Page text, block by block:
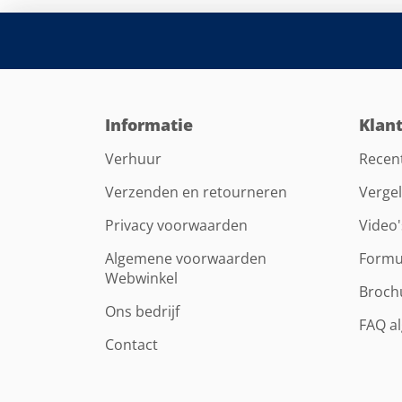
Informatie
Verhuur
Verzenden en retourneren
Privacy voorwaarden
Algemene voorwaarden
Webwinkel
Ons bedrijf
Contact
FAQ